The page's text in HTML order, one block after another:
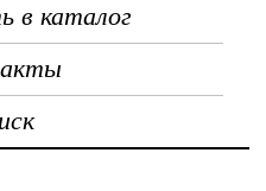
в каталог